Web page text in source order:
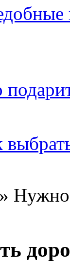
» Нужно